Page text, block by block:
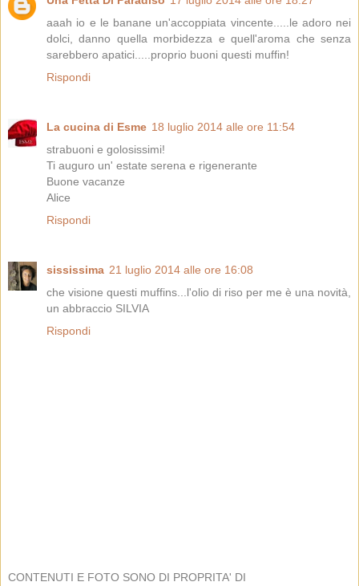
aaah io e le banane un'accoppiata vincente.....le adoro nei
dolci, danno quella morbidezza e quell'aroma che senza
sarebbero apatici.....proprio buoni questi muffin!
Rispondi
La cucina di Esme 18 luglio 2014 alle ore 11:54
strabuoni e golosissimi!
Ti auguro un' estate serena e rigenerante
Buone vacanze
Alice
Rispondi
sississima 21 luglio 2014 alle ore 16:08
che visione questi muffins...l'olio di riso per me è una novità,
un abbraccio SILVIA
Rispondi
CONTENUTI E FOTO SONO DI PROPRITA' DI